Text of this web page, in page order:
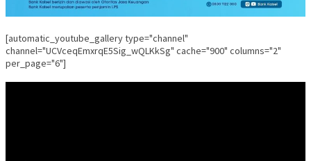
[automatic_youtube_gallery type="channel"
channel="UCVceqEmxrqE5Sig_wQLKkSg" cache="900" columns="2"
per_page="6"]